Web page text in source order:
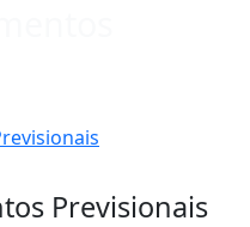
Previsionais